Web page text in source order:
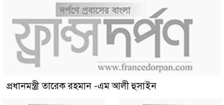
প্রধানমন্ত্রী তারেক রহমান -এম আলী হুসাইন